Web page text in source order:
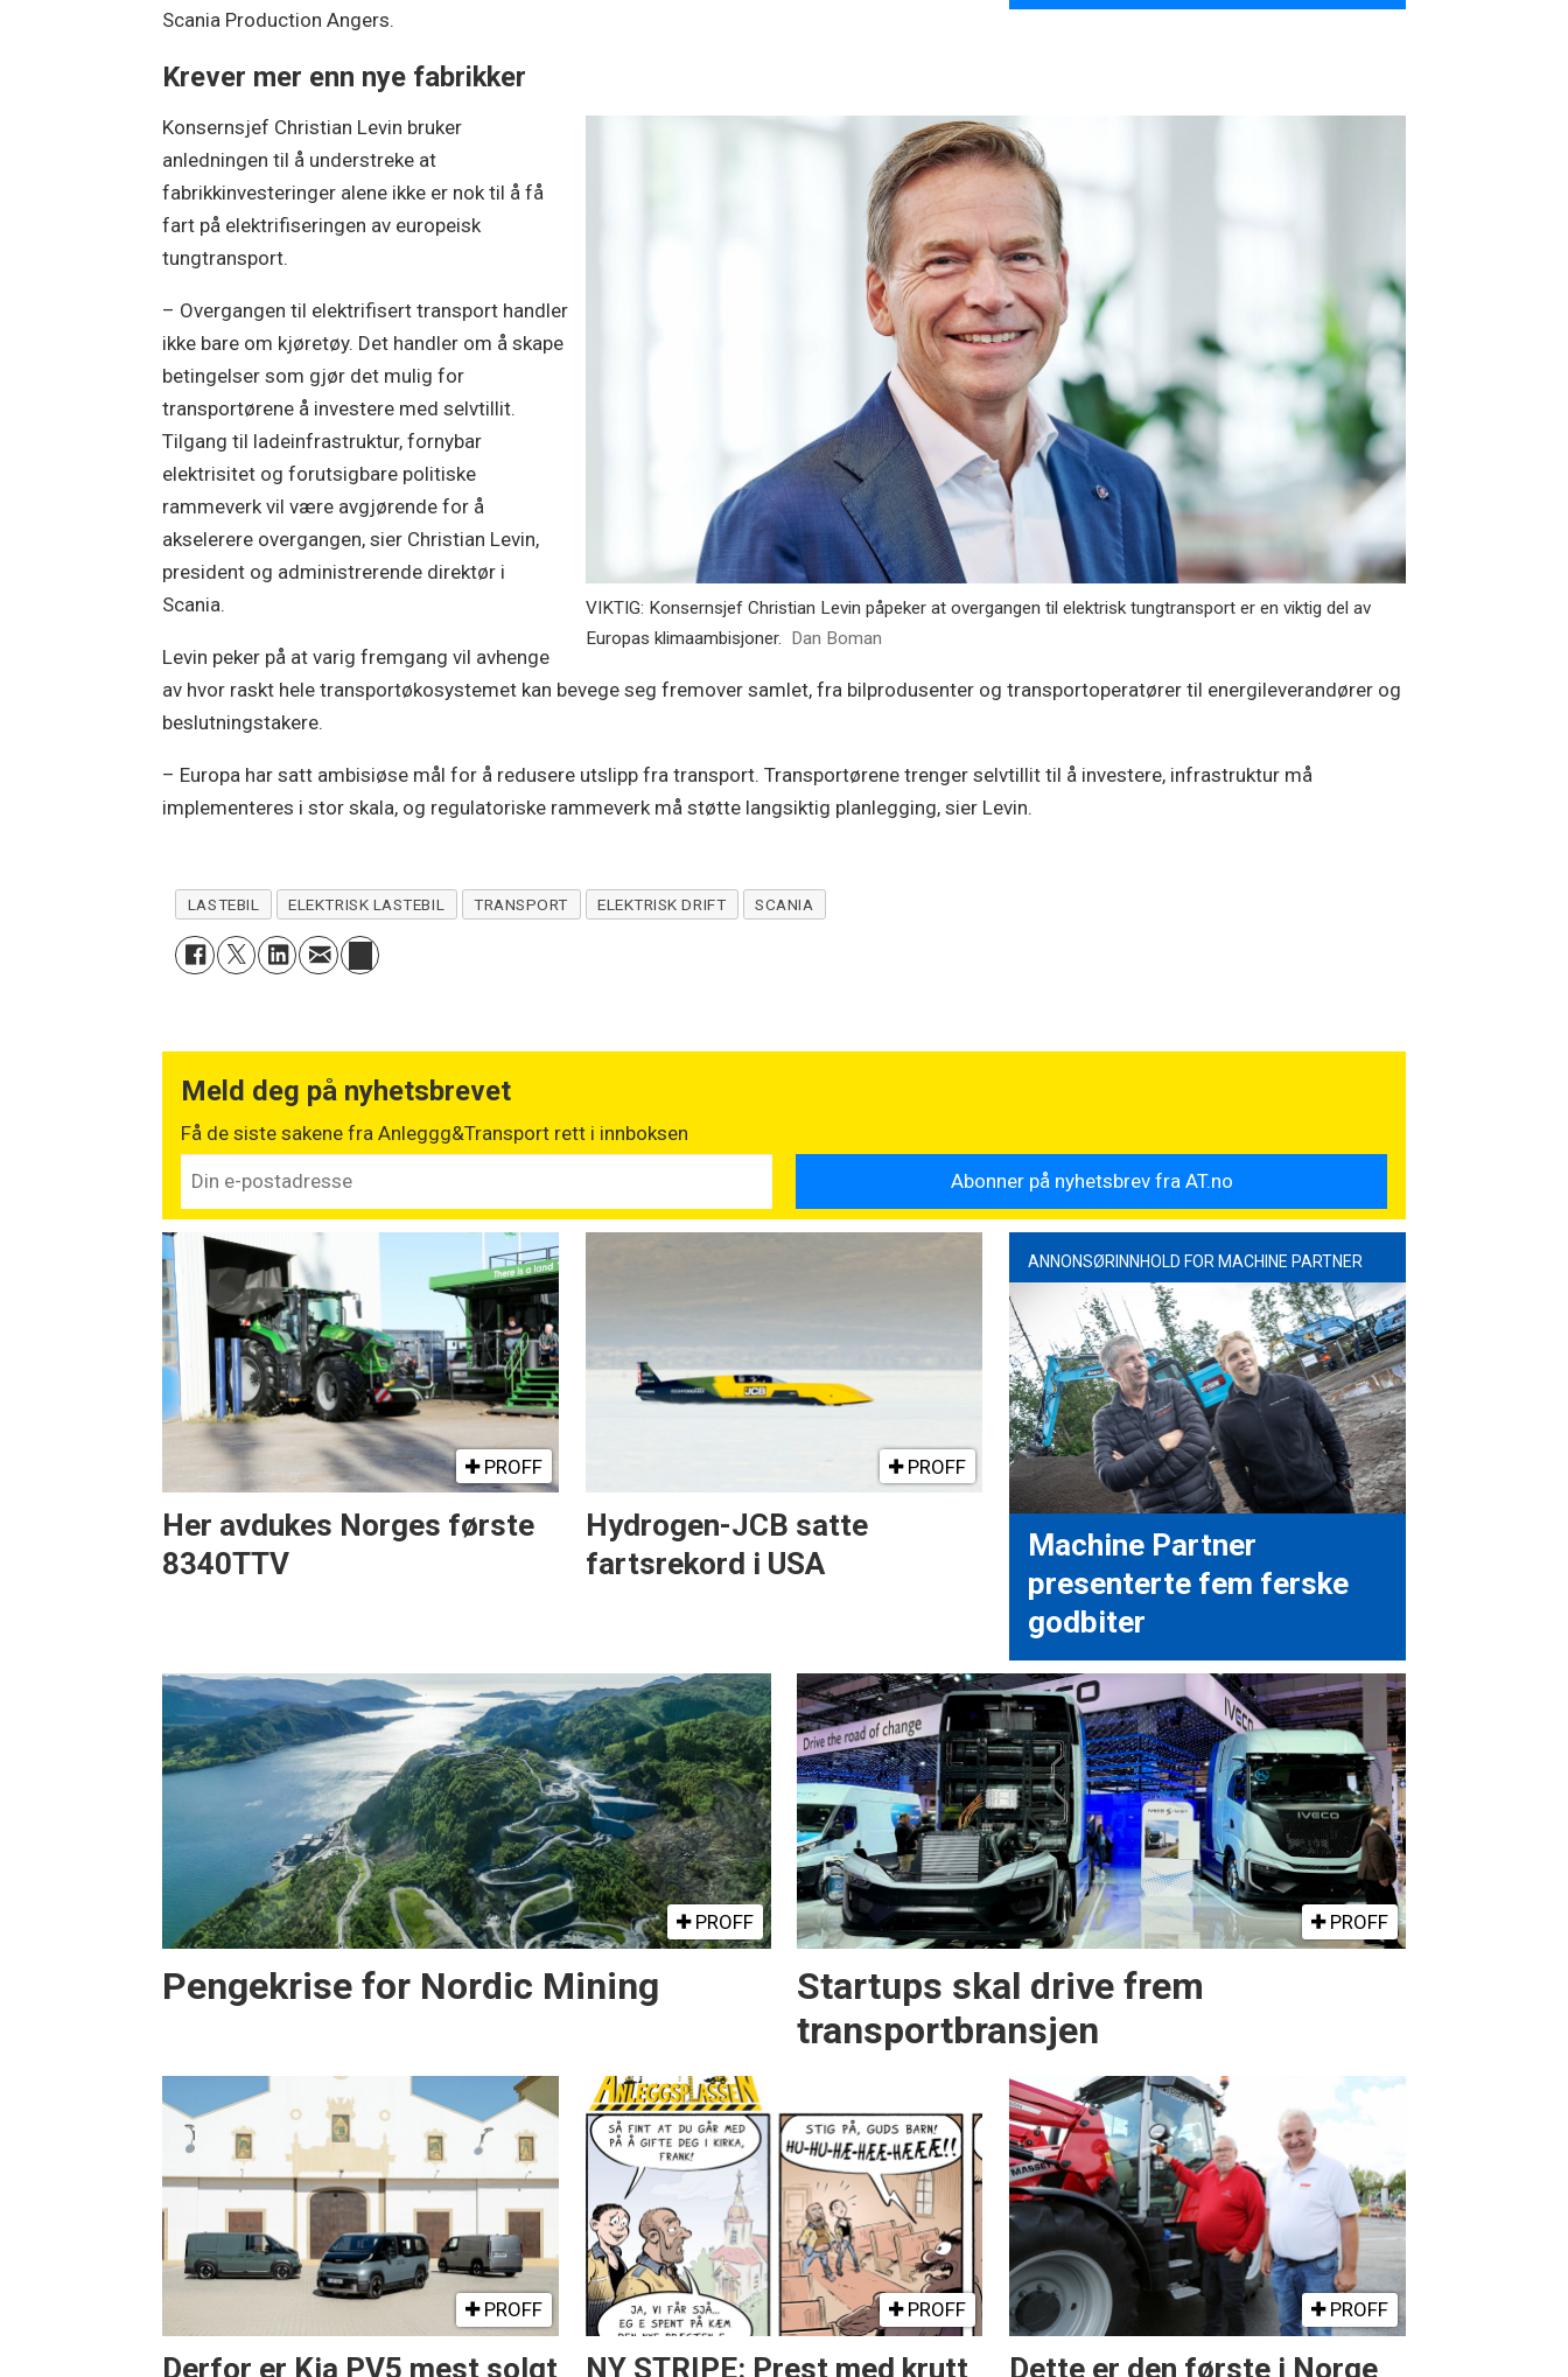
Scania Production Angers.
Krever mer enn nye fabrikker
VIKTIG: Konsernsjef Christian Levin påpeker at overgangen til elektrisk tungtransport er en viktig del av
Europas klimaambisjoner.
Dan Boman
Konsernsjef Christian Levin bruker
anledningen til å understreke at
fabrikkinvesteringer alene ikke er nok til å få
fart på elektrifiseringen av europeisk
tungtransport.
– Overgangen til elektrifisert transport handler
ikke bare om kjøretøy. Det handler om å skape
betingelser som gjør det mulig for
transportørene å investere med selvtillit.
Tilgang til ladeinfrastruktur, fornybar
elektrisitet og forutsigbare politiske
rammeverk vil være avgjørende for å
akselerere overgangen, sier Christian Levin,
president og administrerende direktør i
Scania.
Levin peker på at varig fremgang vil avhenge
av hvor raskt hele transportøkosystemet kan bevege seg fremover samlet, fra bilprodusenter og transportoperatører til energileverandører og
beslutningstakere.
– Europa har satt ambisiøse mål for å redusere utslipp fra transport. Transportørene trenger selvtillit til å investere, infrastruktur må
implementeres i stor skala, og regulatoriske rammeverk må støtte langsiktig planlegging, sier Levin.
LASTEBIL ELEKTRISK LASTEBIL TRANSPORT ELEKTRISK DRIFT SCANIA
Meld deg på nyhetsbrevet
Få de siste sakene fra Anleggg&Transport rett i innboksen
PROFF
Her avdukes Norges første
8340TTV
PROFF
Hydrogen-JCB satte
fartsrekord i USA
ANNONSØRINNHOLD FOR MACHINE PARTNER
Machine Partner
presenterte fem ferske
godbiter
PROFF
Pengekrise for Nordic Mining
PROFF
Startups skal drive frem
transportbransjen
PROFF
Derfor er Kia PV5 mest solgt
PROFF
NY STRIPE: Prest med krutt
PROFF
Dette er den første i Norge